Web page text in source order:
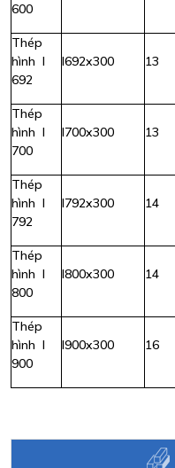
600
Thép
hình I
692
I692x300 13
Thép
hình I
700
I700x300 13
Thép
hình I
792
I792x300 14
Thép
hình I
800
I800x300 14
Thép
hình I
900
I900x300 16